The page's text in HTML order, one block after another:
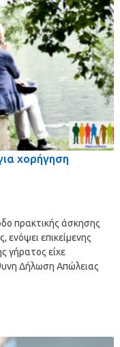
χορήγηση
πρακτικής άσκησης
επικείμενης
γήρατος είχε
Δήλωση Απώλειας